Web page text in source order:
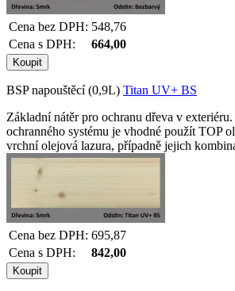
Cena bez DPH: 548,76
Cena s DPH:
664,00
BSP napouštěcí (0,9L) Titan UV+ BS
Základní nátěr pro ochranu dřeva v
ochranného systému je vhodné použít TOP
vrchní olejová lazura, případně jejich
Cena bez DPH: 695,87
Cena s DPH:
842,00